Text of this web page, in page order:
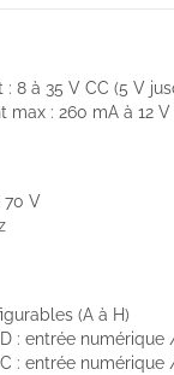
8 à 35 V CC (5 V
: 260 mA à 12
70 V
(A à H)
: entrée
: entrée numérique